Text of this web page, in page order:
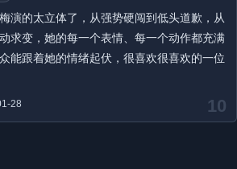
10
演的太立体了，从强势硬闯到低头道歉，从
求变，她的每一个表情、每一个动作都充满
能跟着她的情绪起伏，很喜欢很喜欢的一位
28